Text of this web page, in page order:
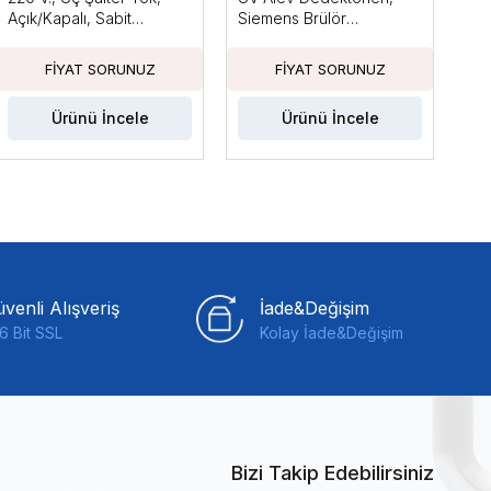
Açık/Kapalı, Sabit
Ürünü İncele
Siemens Brülör
İçin Tasarlanmıştır
Ürünü İncele
Alışveriş
Bit SSL
İade&Değişim
Kolay İade&Değişim
Bizi Takip Edebilirsiniz